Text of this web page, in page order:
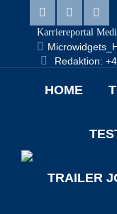
Karriereportal
Redaktion:
HOME
TRAILER